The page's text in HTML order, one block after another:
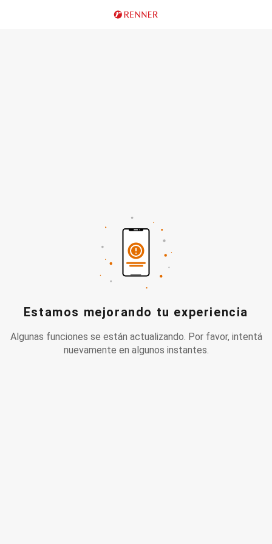
Estamos mejorando tu experiencia
Algunas funciones se están actualizando. Por favor, intentá
nuevamente en algunos instantes.